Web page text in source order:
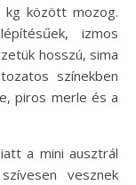
kg között mozog.
izmos
hosszú, sima
színekben
piros merle és a
a mini ausztrál
vesznek